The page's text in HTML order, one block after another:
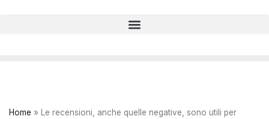
Home » Le recensioni, anche quelle negative, sono utili per